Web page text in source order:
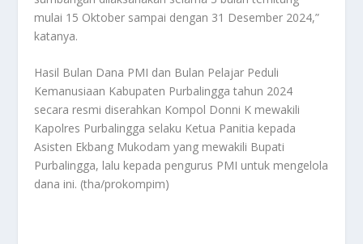
mulai 15 Oktober sampai dengan 31 Desember 2024,”
katanya.
Hasil Bulan Dana PMI dan Bulan Pelajar Peduli
Kemanusiaan Kabupaten Purbalingga tahun 2024
secara resmi diserahkan Kompol Donni K mewakili
Kapolres Purbalingga selaku Ketua Panitia kepada
Asisten Ekbang Mukodam yang mewakili Bupati
Purbalingga, lalu kepada pengurus PMI untuk mengelola
dana ini. (tha/prokompim)